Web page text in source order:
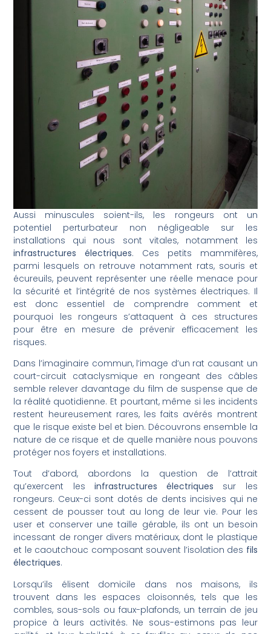
Aussi minuscules soient-ils, les rongeurs ont un
potentiel perturbateur non négligeable sur les
installations qui nous sont vitales, notamment les
infrastructures électriques. Ces petits mammifères,
parmi lesquels on retrouve notamment rats, souris et
écureuils, peuvent représenter une réelle menace pour
la sécurité et l’intégrité de nos systèmes électriques. Il
est donc essentiel de comprendre comment et
pourquoi les rongeurs s’attaquent à ces structures
pour être en mesure de prévenir efficacement les
risques.
Dans l’imaginaire commun, l’image d’un rat causant un
court-circuit cataclysmique en rongeant des câbles
semble relever davantage du film de suspense que de
la réalité quotidienne. Et pourtant, même si les incidents
restent heureusement rares, les faits avérés montrent
que le risque existe bel et bien. Découvrons ensemble la
nature de ce risque et de quelle manière nous pouvons
protéger nos foyers et installations.
Tout d’abord, abordons la question de l’attrait
qu’exercent les infrastructures électriques sur les
rongeurs. Ceux-ci sont dotés de dents incisives qui ne
cessent de pousser tout au long de leur vie. Pour les
user et conserver une taille gérable, ils ont un besoin
incessant de ronger divers matériaux, dont le plastique
et le caoutchouc composant souvent l’isolation des fils
électriques.
Lorsqu’ils élisent domicile dans nos maisons, ils
trouvent dans les espaces cloisonnés, tels que les
combles, sous-sols ou faux-plafonds, un terrain de jeu
propice à leurs activités. Ne sous-estimons pas leur